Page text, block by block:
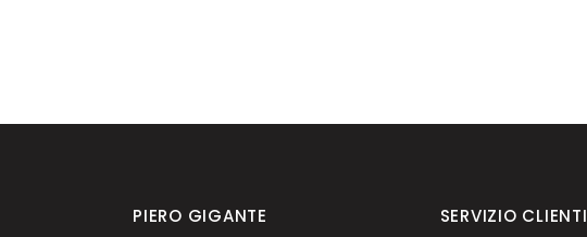
PIERO GIGANTE SERVIZIO CLIENTI